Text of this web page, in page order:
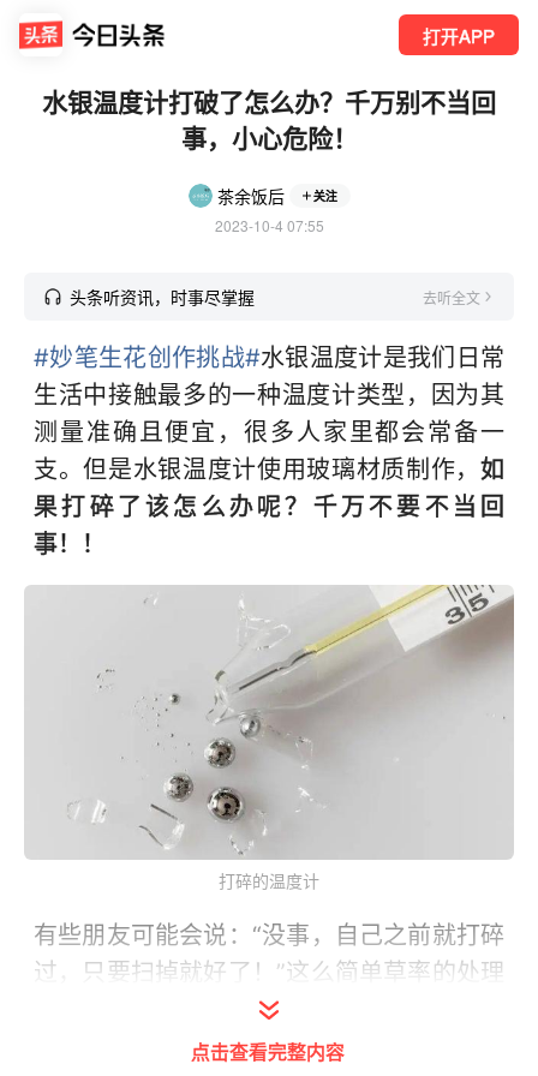
打开APP
水银温度计打破了怎么办？千万别不当回
事，小心危险！
茶余饭后 关注
2023-10-4 07:55
头条听资讯，时事尽掌握 去听全文
#妙笔生花创作挑战#水银温度计是我们日常
生活中接触最多的一种温度计类型，因为其
测量准确且便宜，很多人家里都会常备一
支。但是水银温度计使用玻璃材质制作， 如
果打碎了该怎么办呢？千万不要不当回
事！！
打碎的温度计
有些朋友可能会说：“没事，自己之前就打碎
过，只要扫掉就好了！”这么简单草率的处理
一定不要这么草率的处理！
点击查看完整内容